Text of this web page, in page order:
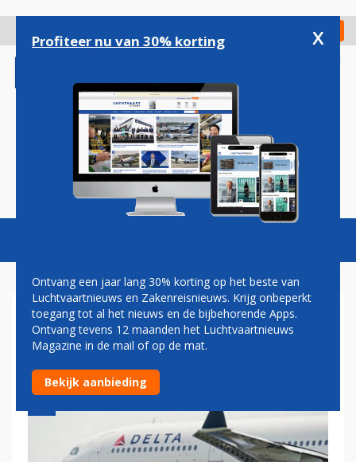
gaan
Check in
Magazine Podcasts Vacatures
DELTA AIR LINES STOPT MET
VERVOER JACHTTROFEEËN
Profiteer nu van 30% korting x
Ontvang een jaar lang 30% korting op het beste van
Luchtvaartnieuws en Zakenreisnieuws. Krijg onbeperkt
toegang tot al het nieuws en de bijbehorende Apps.
Ontvang tevens 12 maanden het Luchtvaartnieuws
Magazine in de mail of op de mat.
Bekijk aanbieding